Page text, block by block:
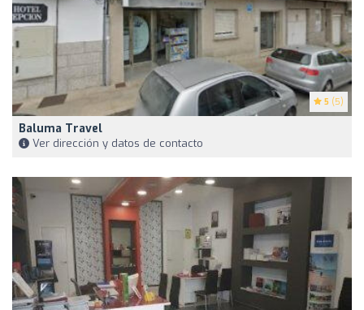
5 (5)
Baluma Travel
Ver dirección y datos de contacto